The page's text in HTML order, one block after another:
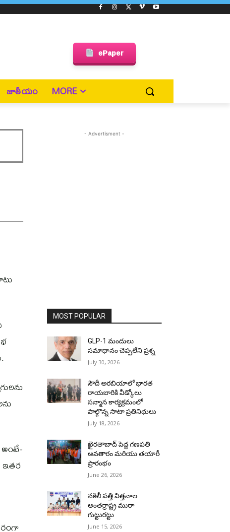
ePaper
జాతీయం MORE
ఇతర
- Advertisment -
MOST POPULAR
GLP-1 మందులు
సమాధానం చెప్పలేని ప్రశ్న
July 30, 2026
సౌదీ అరబియాలో భారత
రాయబారికి వీడ్కోలు
సన్మాన కార్యక్రమంలో
పాల్గొన్న సాటా ప్రతినిధులు
July 18, 2026
ఖైరతాబాద్ పెద్ద గణపతి
అవతారం మరియు తయారీ
ప్రారంభం
June 26, 2026
నకిలీ పత్తి విత్తనాల
అంతర్రాష్ట్ర ముఠా
గుట్టురట్టు
June 15, 2026